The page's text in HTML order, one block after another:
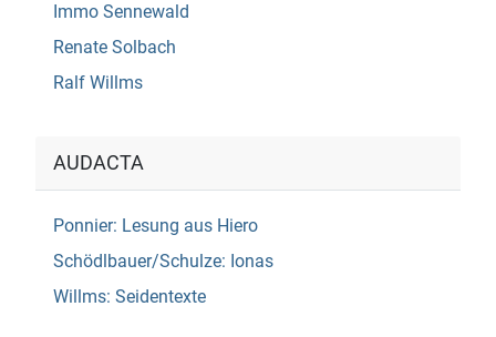
Immo Sennewald
Renate Solbach
Ralf Willms
AUDACTA
Ponnier: Lesung aus Hiero
Schödlbauer/Schulze: Ionas
Willms: Seidentexte